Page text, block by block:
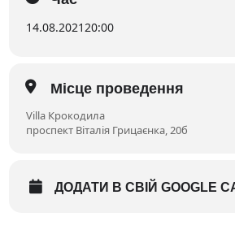
14.08.202120:00
Місце проведення
Villa Крокодила
проспект Віталія Грицаєнка, 20б
ДОДАТИ В СВІЙ GOOGLE